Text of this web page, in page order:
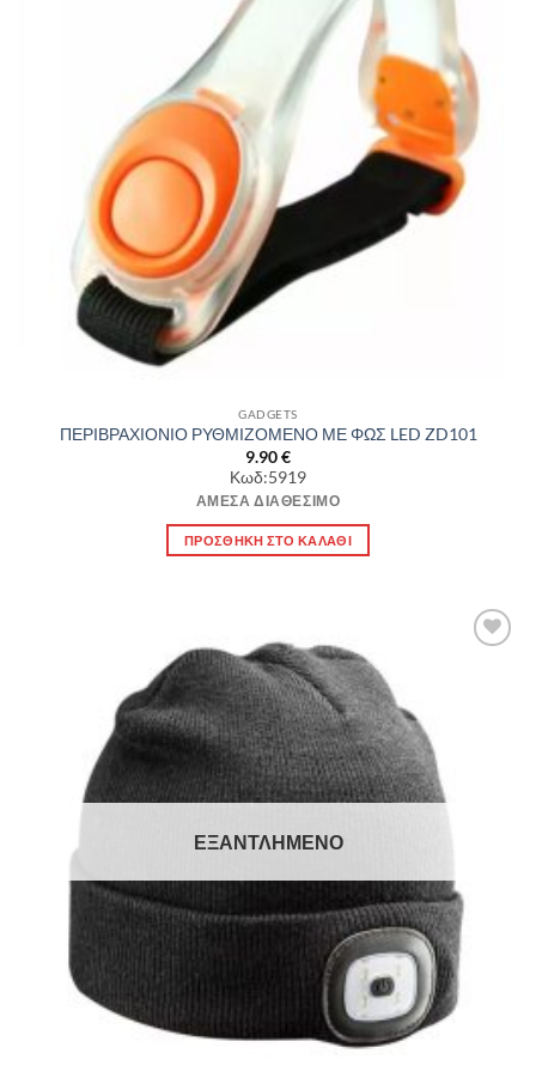
GADGETS
ΠΕΡΙΒΡΑΧΙΟΝΙΟ ΡΥΘΜΙΖΟΜΕΝΟ ΜΕ ΦΩΣ LED ZD101
9.90€
Κωδ:5919
ΆΜΕΣΑ ΔΙΑΘΈΣΙΜΟ
ΠΡΟΣΘΉΚΗ ΣΤΟ ΚΑΛΆΘΙ
ΕΞΑΝΤΛΗΜΈΝΟ